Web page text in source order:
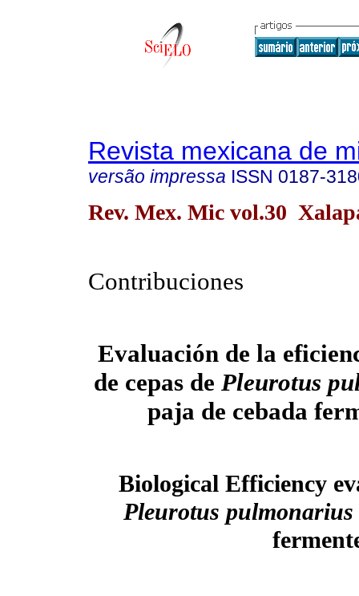
Revista mexicana de
versão impressa ISSN 0187-
Rev. Mex. Mic vol.30
Contribuciones
Evaluación de la
de cepas de Pleurotus
paja de cebada
Biological Efficiency
Pleurotus pulmonarius